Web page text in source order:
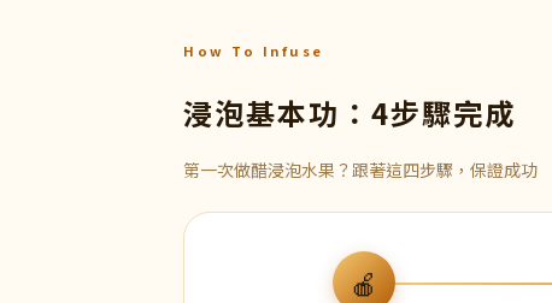
How To Infuse
浸泡基本功：4步驟完成
第一次做醋浸泡水果？跟著這四步驟，保證成功
🍎